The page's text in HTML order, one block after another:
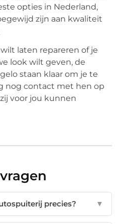
opties in Nederland,
zijn aan kwaliteit
laten repareren of je
look wilt geven, de
staan klaar om je te
nog contact met hen op
voor jou kunnen
precies? ▼